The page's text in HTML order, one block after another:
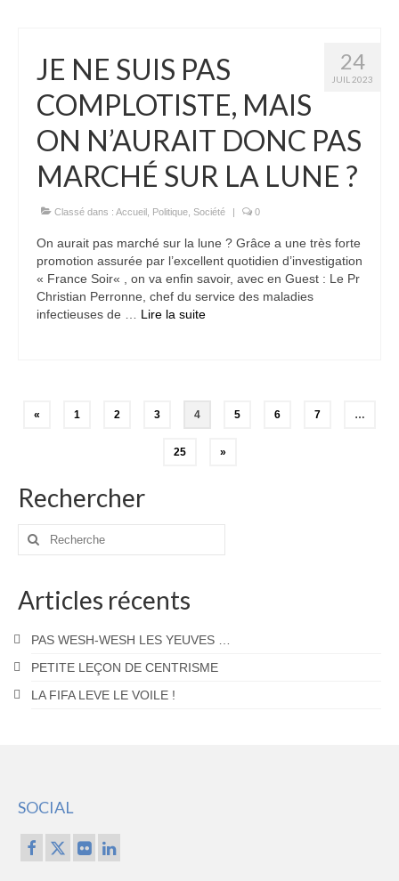
24
JUIL 2023
JE NE SUIS PAS
COMPLOTISTE, MAIS
ON N’AURAIT DONC PAS
MARCHÉ SUR LA LUNE ?
Classé dans : Accueil Politique Société | 0
On aurait pas marché sur la lune ? Grâce a une très forte
promotion assurée par l’excellent quotidien d’investigation
« France Soir« , on va enfin savoir, avec en Guest : Le Pr
Christian Perronne, chef du service des maladies
infectieuses de … Lire la suite­­
Pagination
publications
« 1 2 3 4 5 6 7 …
25 »
Rechercher
Rechercher
Articles récents
PAS WESH-WESH LES YEUVES …
PETITE LEÇON DE CENTRISME
LA FIFA LEVE LE VOILE !
SOCIAL